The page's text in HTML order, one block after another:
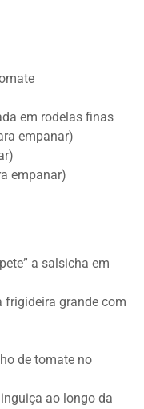
em rodelas finas
empanar)
empanar)
a salsicha em
frigideira grande com
de tomate no
ao longo da